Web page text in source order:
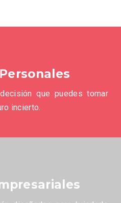
que puedes tomar
incierto.